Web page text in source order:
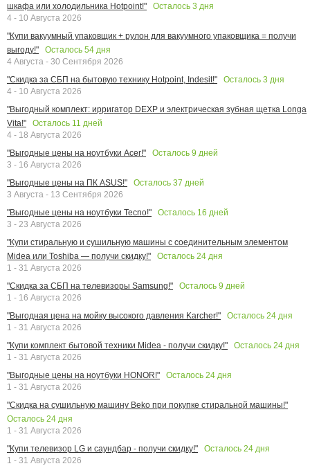
шкафа или холодильника Hotpoint!"
Осталось 3 дня
4 - 10 Августа 2026
"Купи вакуумный упаковщик + рулон для вакуумного упаковщика = получи
выгоду!"
Осталось 54 дня
4 Августа - 30 Сентября 2026
"Скидка за СБП на бытовую технику Hotpoint, Indesit!"
Осталось 3 дня
4 - 10 Августа 2026
"Выгодный комплект: ирригатор DEXP и электрическая зубная щетка Longa
Vita!"
Осталось 11 дней
4 - 18 Августа 2026
"Выгодные цены на ноутбуки Acer!"
Осталось 9 дней
3 - 16 Августа 2026
"Выгодные цены на ПК ASUS!"
Осталось 37 дней
3 Августа - 13 Сентября 2026
"Выгодные цены на ноутбуки Tecno!"
Осталось 16 дней
3 - 23 Августа 2026
"Купи стиральную и сушильную машины с соединительным элементом
Midea или Toshiba — получи скидку!"
Осталось 24 дня
1 - 31 Августа 2026
"Скидка за СБП на телевизоры Samsung!"
Осталось 9 дней
1 - 16 Августа 2026
"Выгодная цена на мойку высокого давления Karcher!"
Осталось 24 дня
1 - 31 Августа 2026
"Купи комплект бытовой техники Midea - получи скидку!"
Осталось 24 дня
1 - 31 Августа 2026
"Выгодные цены на ноутбуки HONOR!"
Осталось 24 дня
1 - 31 Августа 2026
"Скидка на сушильную машину Beko при покупке стиральной машины!"
Осталось 24 дня
1 - 31 Августа 2026
"Купи телевизор LG и саундбар - получи скидку!"
Осталось 24 дня
1 - 31 Августа 2026